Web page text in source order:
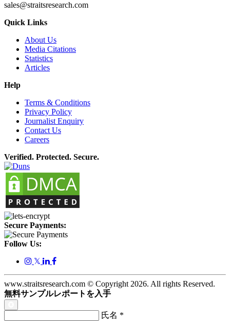
sales@straitsresearch.com
Quick Links
About Us
Media Citations
Statistics
Articles
Help
Terms & Conditions
Privacy Policy
Journalist Enquiry
Contact Us
Careers
Verified. Protected. Secure.
Secure Payments:
Follow Us:
𝕏
www.straitsresearch.com © Copyright 2026. All rights Reserved.
無料サンプルレポートを入手
氏名 *